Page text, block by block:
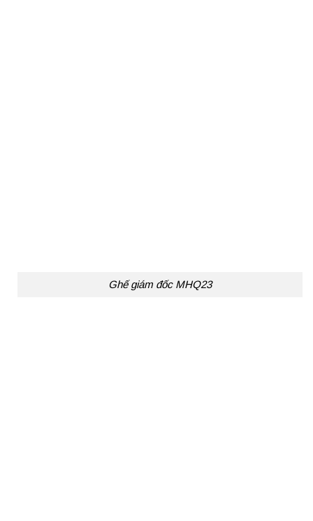
Ghế giám đốc MHQ23